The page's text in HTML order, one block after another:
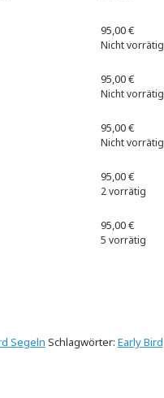
95,00€
Nicht vorrätig
95,00€
Nicht vorrätig
95,00€
Nicht vorrätig
95,00€
2 vorrätig
95,00€
5 vorrätig
Segeln Schlagwörter: Early Bird